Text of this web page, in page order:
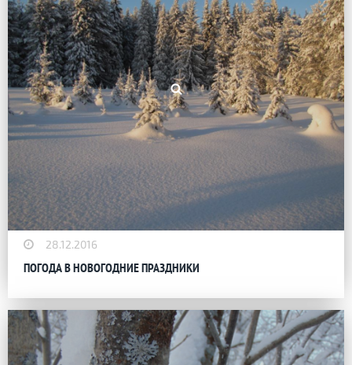
28.12.2016
ПОГОДА В НОВОГОДНИЕ ПРАЗДНИКИ